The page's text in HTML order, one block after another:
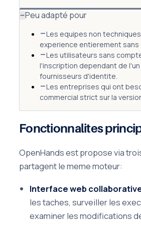
Peu adapté pour
Les equipes non
experience entierement sans
Les utilisateurs sans
l'inscription dependant de
fournisseurs d'identite.
Les entreprises qui ont
commercial strict sur la
Fonctionnalites
OpenHands est propose via
partagent le meme moteur:
Interface web
les taches, surveiller les
examiner les modifications